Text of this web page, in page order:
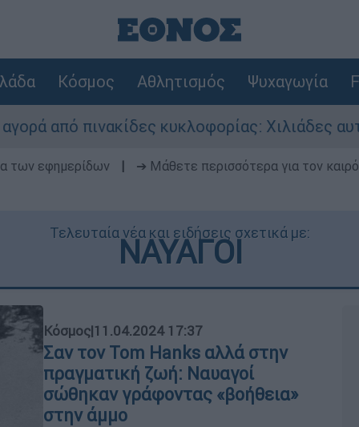
Κόσμος Αθλητισμός Ψυχαγωγία
κυκλοφορίας: Χιλιάδες αυτοκίνητα
των εφημερίδων ➔ Μάθετε περισσότερα για τον
Τελευταία νέα και ειδήσεις σχετικά με:
ΝΑΥΑΓΟΙ
Κόσμος|11.04.2024 17:37
Σαν τον Tom Hanks αλλά στην
πραγματική ζωή: Ναυαγοί
σώθηκαν γράφοντας «βοήθεια»
στην άμμο